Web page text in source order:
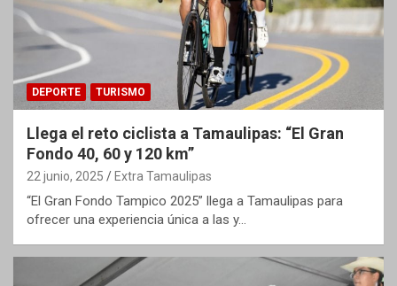
DEPORTE TURISMO
Llega el reto ciclista a Tamaulipas: “El Gran
Fondo 40, 60 y 120 km”
22 junio, 2025 Extra Tamaulipas
“El Gran Fondo Tampico 2025” llega a Tamaulipas para
ofrecer una experiencia única a las y…